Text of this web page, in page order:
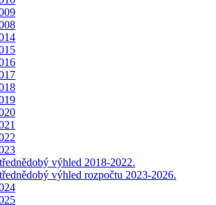
výhled 2018-2022.
výhled rozpočtu 2023-2026.